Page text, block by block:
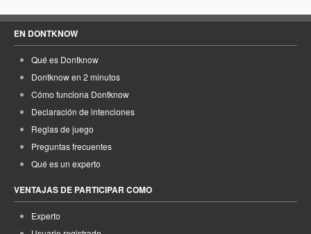
EN DONTKNOW
Qué es Dontknow
Dontknow en 2 minutos
Cómo funciona Dontknow
Declaración de intenciones
Reglas de juego
Preguntas frecuentes
Qué es un experto
VENTAJAS DE PARTICIPAR COMO
Experto